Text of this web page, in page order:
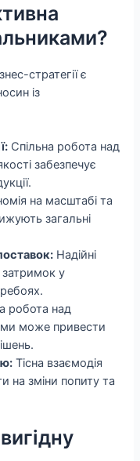
стратегії є
із
Спільна робота над
забезпечує
на масштабі та
загальні
Надійні
у
робота над
може привести
Тісна взаємодія
на зміни попиту та